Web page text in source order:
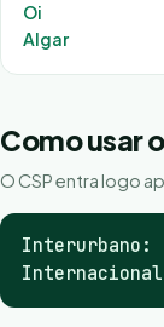
Oi
Algar
Como usar
O CSP entra logo
Interurbano: